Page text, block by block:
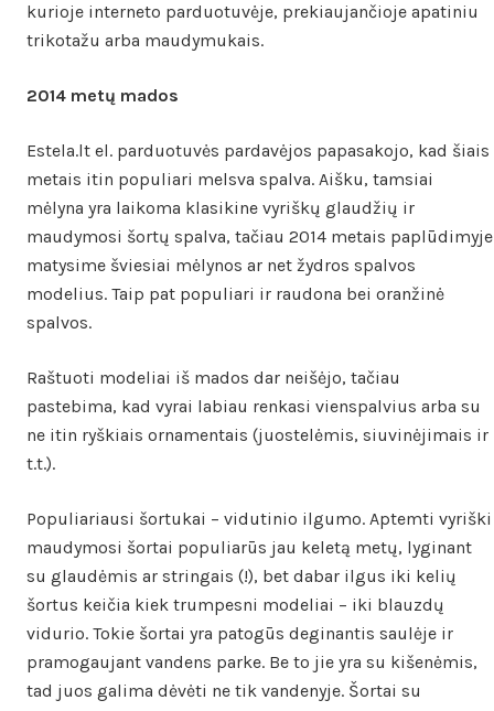
kurioje interneto parduotuvėje, prekiaujančioje apatiniu
trikotažu arba maudymukais.
2014 metų mados
Estela.lt el. parduotuvės pardavėjos papasakojo, kad šiais
metais itin populiari melsva spalva. Aišku, tamsiai
mėlyna yra laikoma klasikine vyriškų glaudžių ir
maudymosi šortų spalva, tačiau 2014 metais paplūdimyje
matysime šviesiai mėlynos ar net žydros spalvos
modelius. Taip pat populiari ir raudona bei oranžinė
spalvos.
Raštuoti modeliai iš mados dar neišėjo, tačiau
pastebima, kad vyrai labiau renkasi vienspalvius arba su
ne itin ryškiais ornamentais (juostelėmis, siuvinėjimais ir
t.t.).
Populiariausi šortukai – vidutinio ilgumo. Aptemti vyriški
maudymosi šortai populiarūs jau keletą metų, lyginant
su glaudėmis ar stringais (!), bet dabar ilgus iki kelių
šortus keičia kiek trumpesni modeliai – iki blauzdų
vidurio. Tokie šortai yra patogūs deginantis saulėje ir
pramogaujant vandens parke. Be to jie yra su kišenėmis,
tad juos galima dėvėti ne tik vandenyje. Šortai su